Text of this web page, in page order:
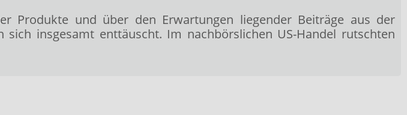
Produkte und über den Erwartungen liegender Beiträge aus der
insgesamt enttäuscht. Im nachbörslichen US-Handel rutschten